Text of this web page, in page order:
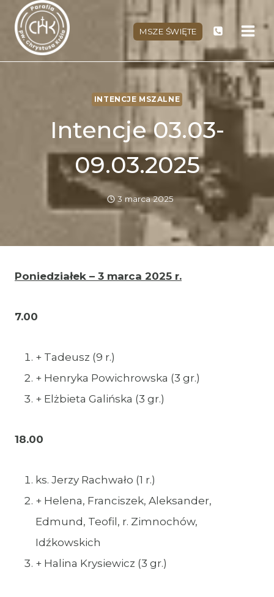
Przejdź
treści
MSZE ŚWIĘTE
INTENCJE MSZALNE
Intencje 03.03-
09.03.2025
3 marca 2025
Poniedziałek – 3 marca 2025 r.
7.00
+ Tadeusz (9 r.)
+ Henryka Powichrowska (3 gr.)
+ Elżbieta Galińska (3 gr.)
18.00
ks. Jerzy Rachwało (1 r.)
+ Helena, Franciszek, Aleksander,
Edmund, Teofil, r. Zimnochów,
Idźkowskich
+ Halina Krysiewicz (3 gr.)